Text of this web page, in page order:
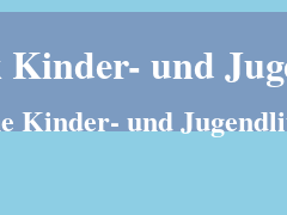
Kinder- und
Kinder- und